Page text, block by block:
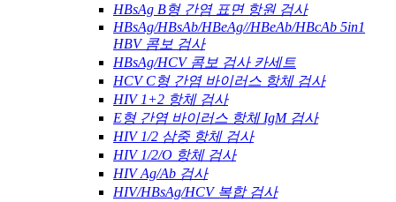
HBsAg B형 간염 표면 항원 검사
HBsAg/HBsAb/HBeAg//HBeAb/HBcAb 5in1
HBV 콤보 검사
HBsAg/HCV 콤보 검사 카세트
HCV C형 간염 바이러스 항체 검사
HIV 1+2 항체 검사
E형 간염 바이러스 항체 IgM 검사
HIV 1/2 삼중 항체 검사
HIV 1/2/O 항체 검사
HIV Ag/Ab 검사
HIV/HBsAg/HCV 복합 검사